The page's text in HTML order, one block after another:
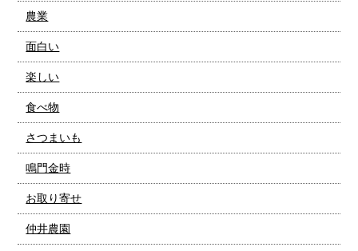
農業
面白い
楽しい
食べ物
さつまいも
鳴門金時
お取り寄せ
仲井農園